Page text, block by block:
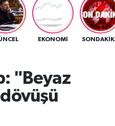
EKONOMİ
"Beyaz
ve Fikstür